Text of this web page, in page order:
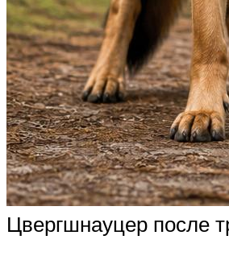
Цвергшнауцер после